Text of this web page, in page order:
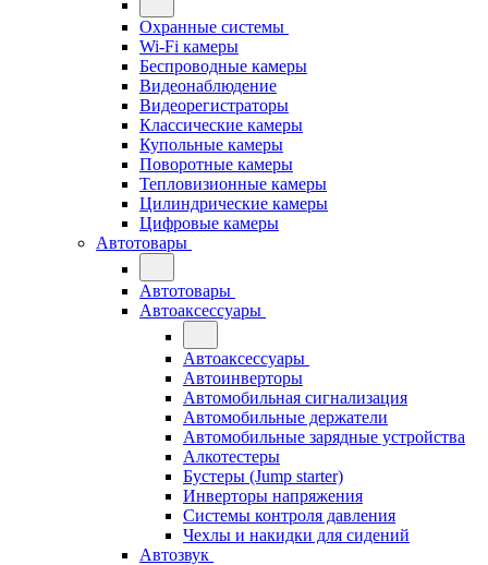
Охранные системы
Wi-Fi камеры
Беспроводные камеры
Видеонаблюдение
Видеорегистраторы
Классические камеры
Купольные камеры
Поворотные камеры
Тепловизионные камеры
Цилиндрические камеры
Цифровые камеры
Автотовары
Автотовары
Автоаксессуары
Автоаксессуары
Автоинверторы
Автомобильная сигнализация
Автомобильные держатели
Автомобильные зарядные устройства
Алкотестеры
Бустеры (Jump starter)
Инверторы напряжения
Системы контроля давления
Чехлы и накидки для сидений
Автозвук